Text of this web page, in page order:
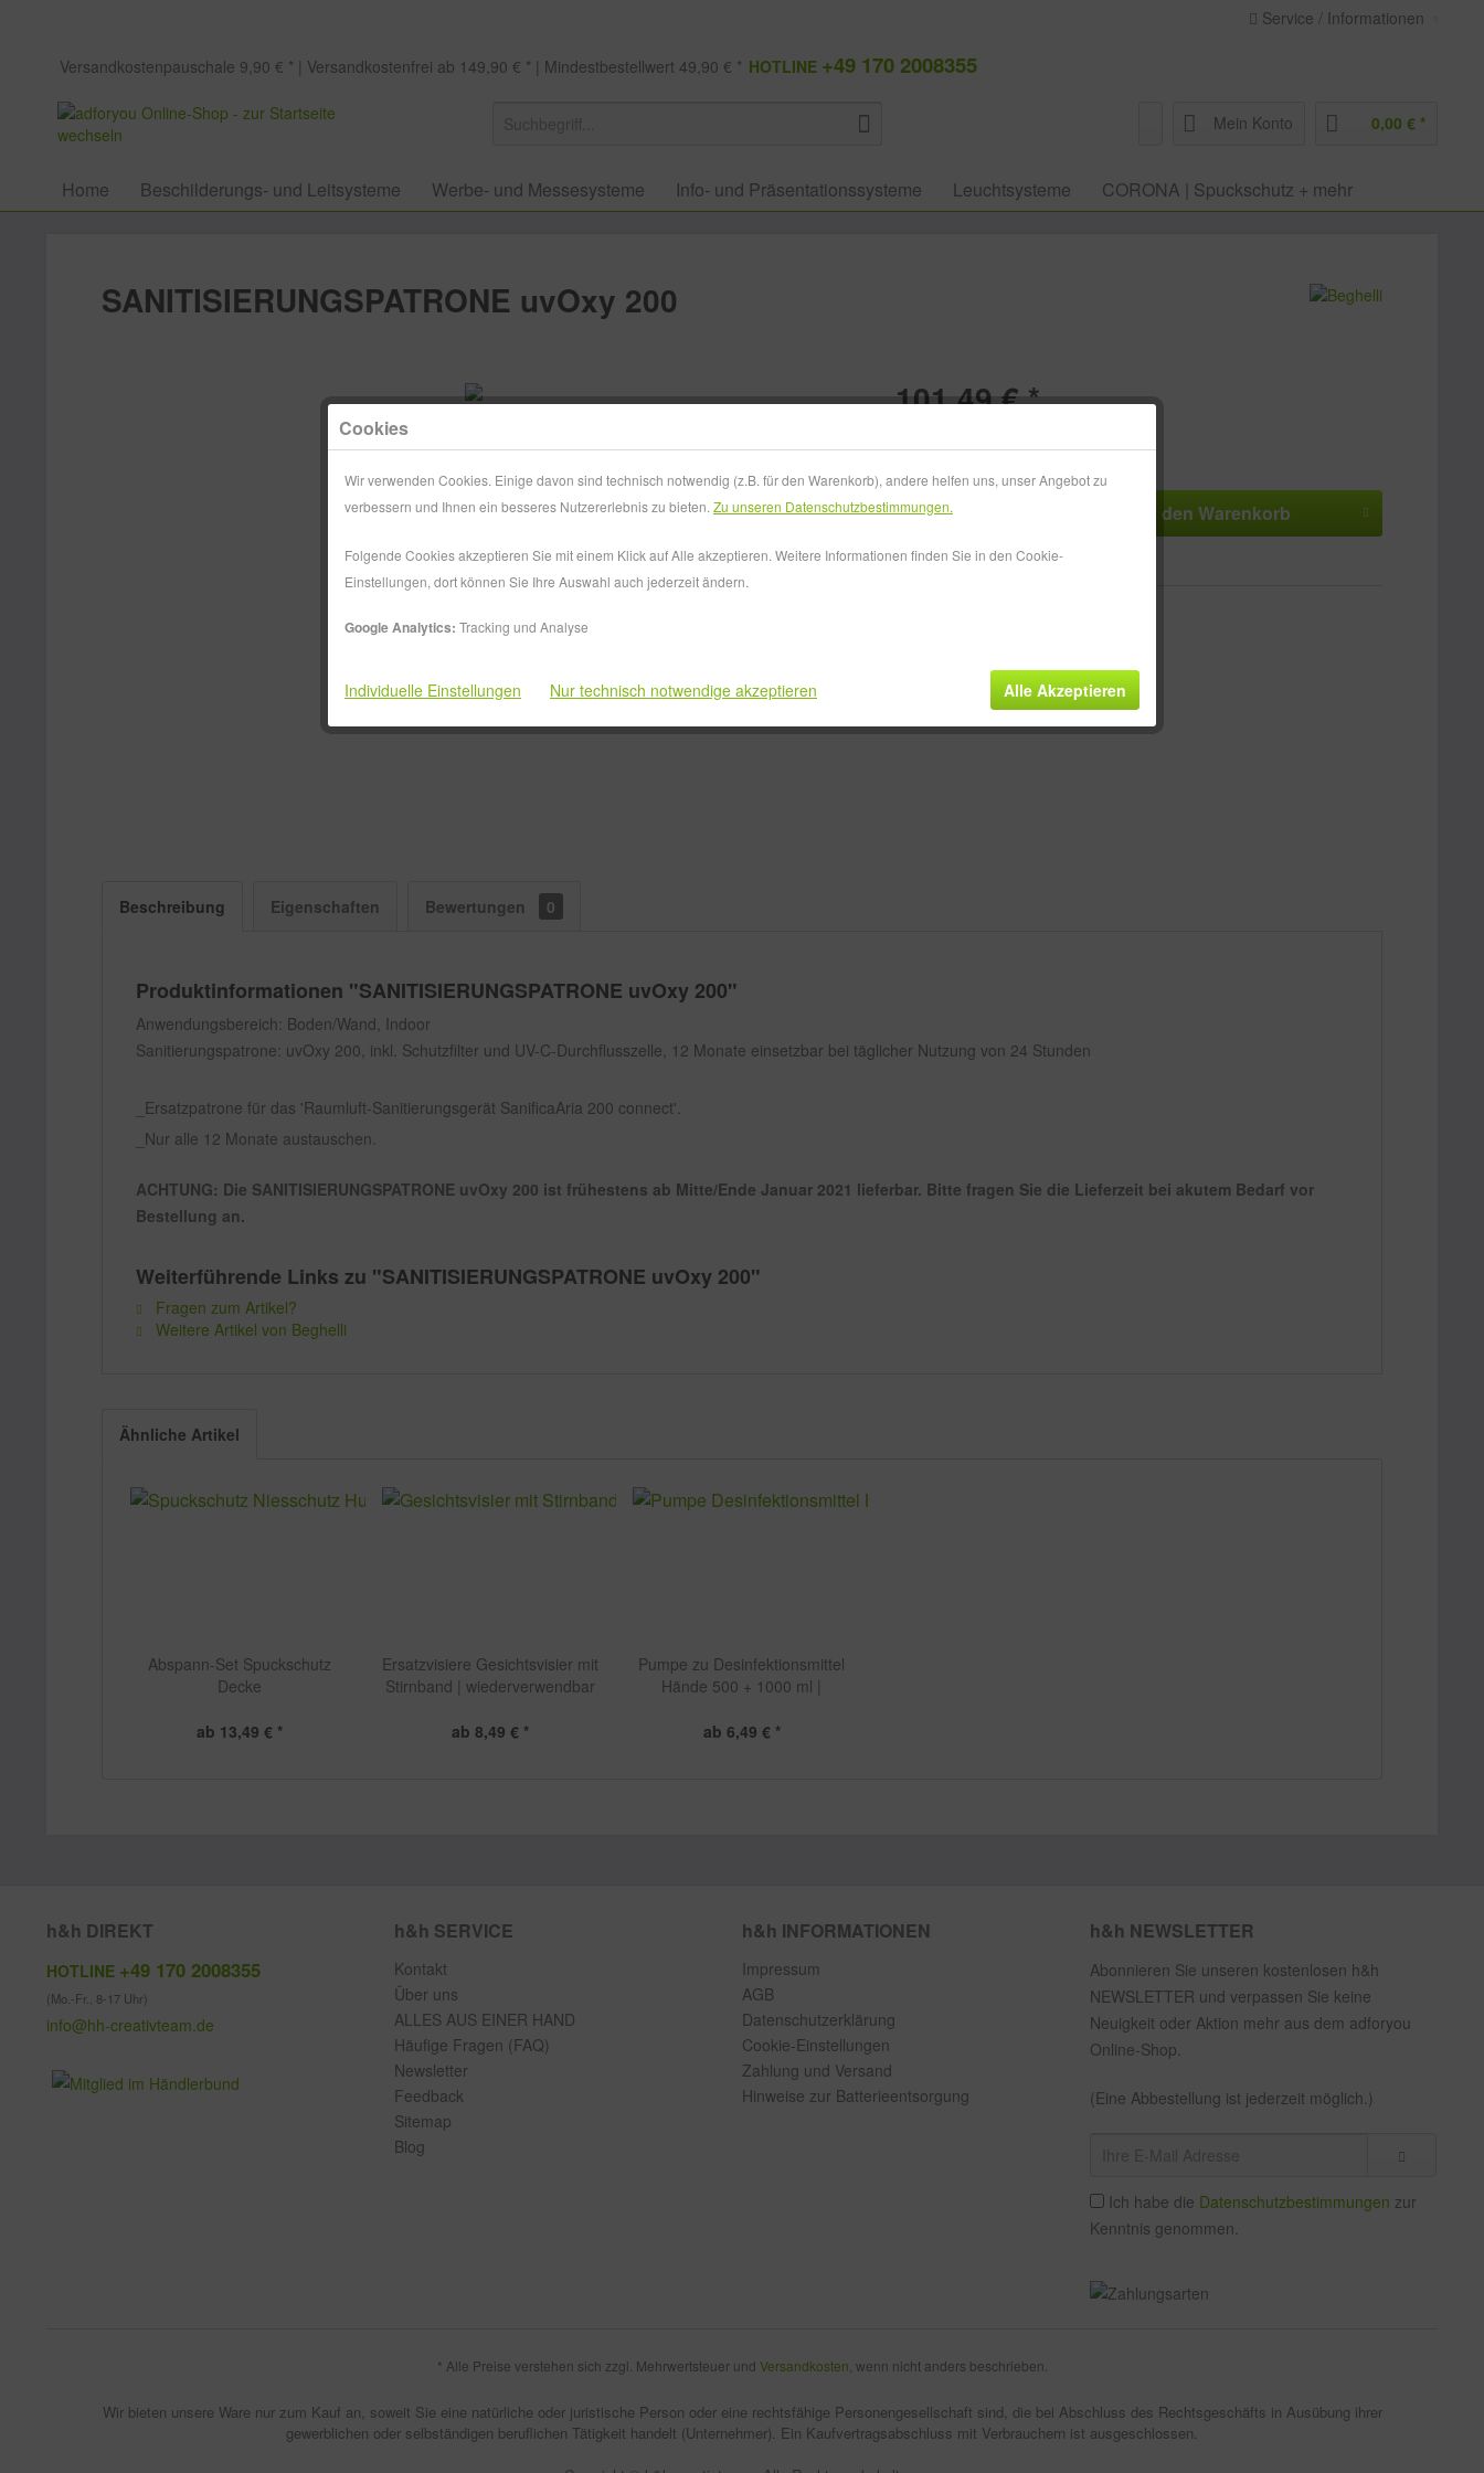
Service / Informationen
Versandkostenpauschale 9,90 € * | Versandkostenfrei ab 149,90 € * | Mindestbestellwert 49,90 € * HOTLINE +49 170 2008355
Mein Konto 0,00 € *
Home Beschilderungs- und Leitsysteme Werbe- und Messesysteme Info- und Präsentationssysteme Leuchtsysteme CORONA | Spuckschutz + mehr
SANITISIERUNGSPATRONE uvOxy 200
101,49 € *
Lieferzeit ca. 3-10 Werktage
In den Warenkorb
Vergleichen Merken
Beschreibung Eigenschaften Bewertungen 0
Produktinformationen "SANITISIERUNGSPATRONE uvOxy 200"
Anwendungsbereich: Boden/Wand, Indoor
Sanitierungspatrone: uvOxy 200, inkl. Schutzfilter und UV-C-Durchflusszelle, 12 Monate einsetzbar bei täglicher Nutzung von 24 Stunden
Ersatzpatrone für das 'Raumluft-Sanitierungsgerät SanificaAria 200 connect'.
Nur alle 12 Monate austauschen.
ACHTUNG: Die SANITISIERUNGSPATRONE uvOxy 200 ist frühestens ab Mitte/Ende Januar 2021 lieferbar. Bitte fragen Sie die Lieferzeit bei akutem Bedarf vor
Bestellung an.
Weiterführende Links zu "SANITISIERUNGSPATRONE uvOxy 200"
Fragen zum Artikel?
Weitere Artikel von Beghelli
Ähnliche Artikel
Abspann-Set Spuckschutz
Decke
ab 13,49 € *
Ersatzvisiere Gesichtsvisier mit
Stirnband | wiederverwendbar
ab 8,49 € *
Pumpe zu Desinfektionsmittel
Hände 500 + 1000 ml |
ab 6,49 € *
h&h DIREKT
HOTLINE +49 170 2008355
(Mo.-Fr., 8-17 Uhr)
info@hh-creativteam.de
h&h SERVICE
Kontakt
Über uns
ALLES AUS EINER HAND
Häufige Fragen (FAQ)
Newsletter
Feedback
Sitemap
Blog
h&h INFORMATIONEN
Impressum
AGB
Datenschutzerklärung
Cookie-Einstellungen
Zahlung und Versand
Hinweise zur Batterieentsorgung
h&h NEWSLETTER
Abonnieren Sie unseren kostenlosen h&h
NEWSLETTER und verpassen Sie keine
Neuigkeit oder Aktion mehr aus dem adforyou
Online-Shop.
(Eine Abbestellung ist jederzeit möglich.)
Ich habe die Datenschutzbestimmungen zur
Kenntnis genommen.
* Alle Preise verstehen sich zzgl. Mehrwertsteuer und Versandkosten , wenn nicht anders beschrieben.
Wir bieten unsere Ware nur zum Kauf an, soweit Sie eine natürliche oder juristische Person oder eine rechtsfähige Personengesellschaft sind, die bei Abschluss des Rechtsgeschäfts in Ausübung ihrer
gewerblichen oder selbständigen beruflichen Tätigkeit handelt (Unternehmer). Ein Kaufvertragsabschluss mit Verbrauchern ist ausgeschlossen.
Cookies
Wir verwenden Cookies. Einige davon sind technisch notwendig (z.B. für den Warenkorb), andere helfen uns, unser Angebot zu
verbessern und Ihnen ein besseres Nutzererlebnis zu bieten. Zu unseren Datenschutzbestimmungen.
Folgende Cookies akzeptieren Sie mit einem Klick auf Alle akzeptieren. Weitere Informationen finden Sie in den Cookie-
Einstellungen, dort können Sie Ihre Auswahl auch jederzeit ändern.
Google Analytics: Tracking und Analyse
Individuelle Einstellungen Nur technisch notwendige akzeptieren Alle Akzeptieren